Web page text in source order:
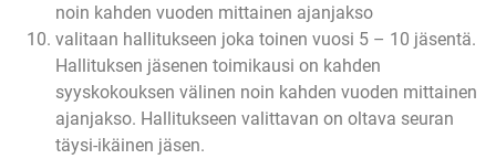
noin kahden vuoden mittainen ajanjakso
valitaan hallitukseen joka toinen vuosi 5 – 10 jäsentä.
Hallituksen jäsenen toimikausi on kahden
syyskokouksen välinen noin kahden vuoden mittainen
ajanjakso. Hallitukseen valittavan on oltava seuran
täysi-ikäinen jäsen.